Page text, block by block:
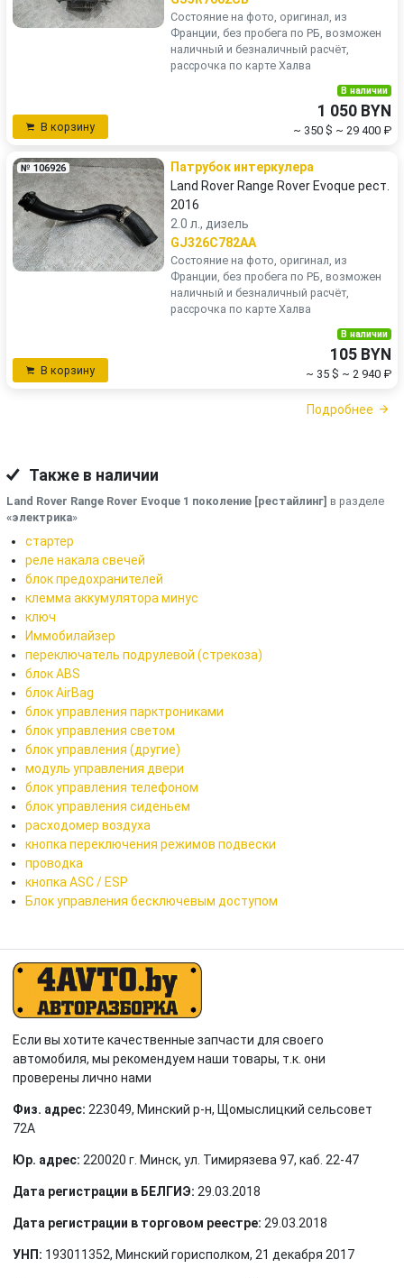
Состояние на фото, оригинал, из
Франции, без пробега по РБ, возможен
наличный и безналичный расчёт,
рассрочка по карте Халва
В корзину
В наличии
1 050 BYN
~ 350 $ ~ 29 400 ₽
№ 106926
Патрубок интеркулера
Land Rover Range Rover Evoque рест.
2016
2.0 л., дизель
GJ326C782AA
Состояние на фото, оригинал, из
Франции, без пробега по РБ, возможен
наличный и безналичный расчёт,
рассрочка по карте Халва
В корзину
В наличии
105 BYN
~ 35 $ ~ 2 940 ₽
Подробнее
Также в наличии
Land Rover Range Rover Evoque 1 поколение [рестайлинг] в разделе
«электрика»
стартер
реле накала свечей
блок предохранителей
клемма аккумулятора минус
ключ
Иммобилайзер
переключатель подрулевой (стрекоза)
блок ABS
блок AirBag
блок управления парктрониками
блок управления светом
блок управления (другие)
модуль управления двери
блок управления телефоном
блок управления сиденьем
расходомер воздуха
кнопка переключения режимов подвески
проводка
кнопка ASC / ESP
Блок управления бесключевым доступом
Если вы хотите качественные запчасти для своего
автомобиля, мы рекомендуем наши товары, т.к. они
проверены лично нами
Физ. адрес: 223049, Минский р-н, Щомыслицкий сельсовет
72А
Юр. адрес: 220020 г. Минск, ул. Тимирязева 97, каб. 22-47
Дата регистрации в БЕЛГИЭ: 29.03.2018
Дата регистрации в торговом реестре: 29.03.2018
УНП: 193011352, Минский горисполком, 21 декабря 2017